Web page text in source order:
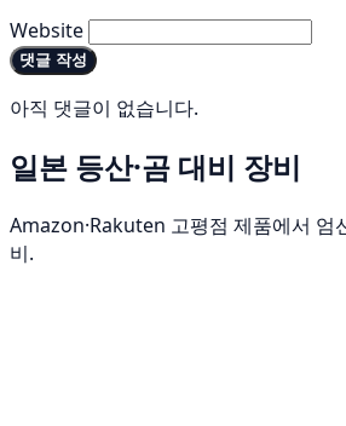
Website
댓글 작성
아직 댓글이 없습니다.
일본 등산·곰 대비 장비
Amazon·Rakuten 고평점 제품에서 엄
비.